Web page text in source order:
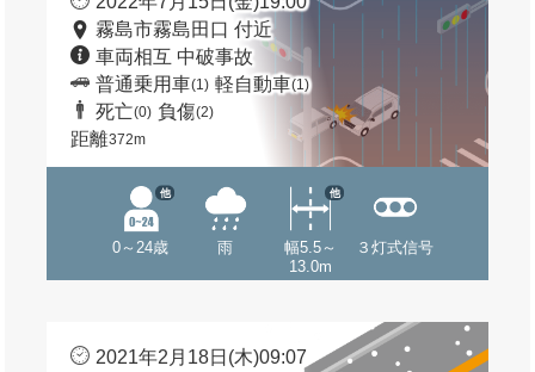
霧島市霧島田口 付近
車両相互 中破事故
普通乗用車(1) 軽自動車(1)
死亡(0) 負傷(2)
距離372m
0～24歳
他
雨
幅5.5～
13.0m
他
３灯式信号
2021年2月18日(木)09:07